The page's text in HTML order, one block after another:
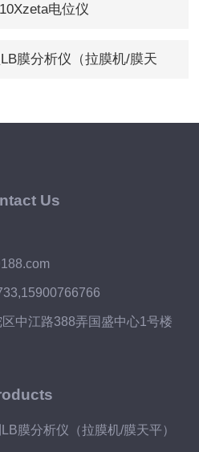
电位仪
膜分析仪（拉膜机/膜天
Us
中江路388弄国盛中心1号楼
膜分析仪（拉膜机/膜天平）